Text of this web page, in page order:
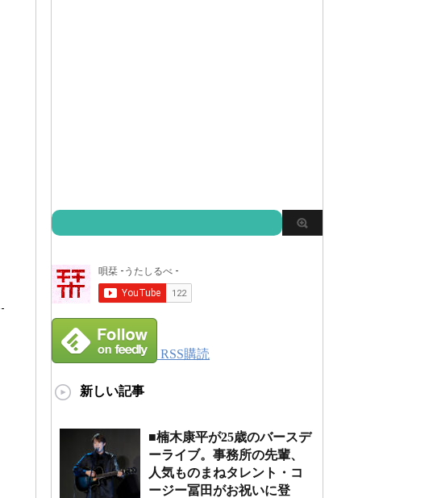
RSS購読
新しい記事
■楠木康平が25歳のバースデ
ーライブ。事務所の先輩、
人気ものまねタレント・コ
ージー冨田がお祝いに登